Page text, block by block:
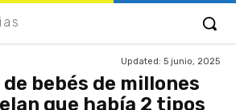
Updated: 5 junio, 2025
bebés de millones
que había 2 tipos